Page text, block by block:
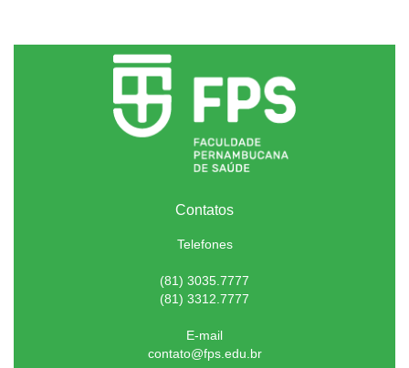
Contatos
Telefones
(81) 3035.7777
(81) 3312.7777
E-mail
contato@fps.edu.br